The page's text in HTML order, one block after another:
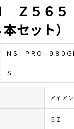
Ｚ５６
セット）
ＮＳ ＰＲＯ ９８０Ｇ
Ｓ
アイア
５Ｉ